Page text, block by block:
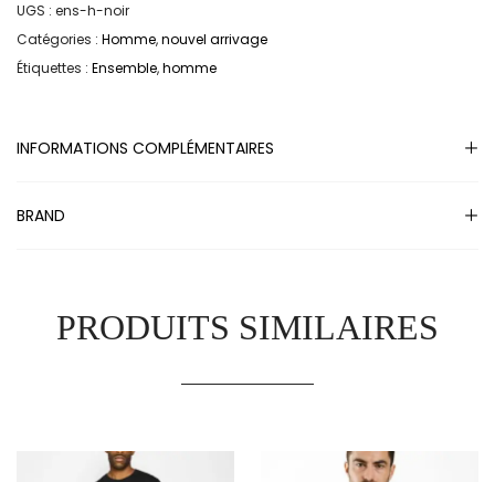
UGS : ens-h-noir
Catégories : Homme,nouvel arrivage
Étiquettes : Ensemble,homme
INFORMATIONS COMPLÉMENTAIRES
BRAND
PRODUITS SIMILAIRES